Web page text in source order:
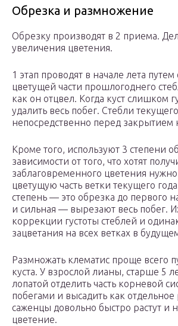
Обрезка и размножение
Обрезку производят в 2 приема.
увеличения цветения.
1 этап проводят в начале лета
цветущей части прошлогоднего
как он отцвел. Когда куст слишком
удалить весь побег. Стебли
непосредственно перед закрытием
Кроме того, используют 3 степени
зависимости от того, что хотят
заблаговременного цветения нужно
цветущую часть ветки текущего
степень — это обрезка до первого
и сильная — вырезают весь побег.
коррекции густоты стеблей и
зацветания на всех ветках в
Размножать клематис проще всего
куста. У взрослой лианы, старше 5
лопатой отделить часть корневой
побегами и высадить как отдельное
саженцы довольно быстро растут и
цветение.